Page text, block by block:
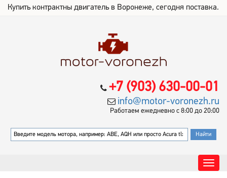
Купить контрактны двигатель в Воронеже, сегодня поставка.
+7 (903) 630-00-01
info@motor-voronezh.ru
Работаем ежедневно с 8:00 до 20:00